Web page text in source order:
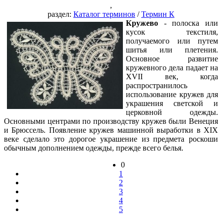
,
раздел: Каталог терминов /Термин К
Кружево - полоска или
кусок текстиля,
получаемого или путем
шитья или плетения.
Основное развитие
кружевного дела падает на
XVII век, когда
распространилось
использование кружев для
украшения светской и
церковной одежды.
Основными центрами по производству кружев были Венеция
и Брюссель. Появление кружев машинной выработки в XIX
веке сделало это дорогое украшение из предмета роскоши
обычным дополнением одежды, прежде всего белья.
0
1
2
3
4
5